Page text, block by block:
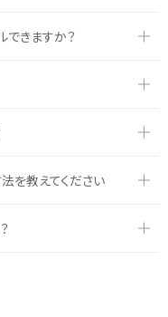
きますか？
を教えてください